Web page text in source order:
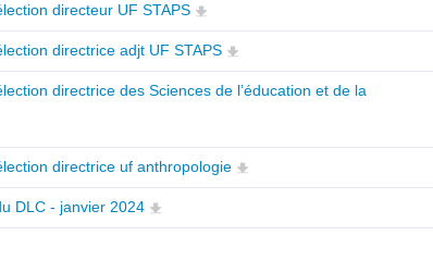
directeur UF STAPS
directrice adjt UF STAPS
directrice des Sciences de l’éducation et de la
directrice uf anthropologie
DLC - janvier 2024